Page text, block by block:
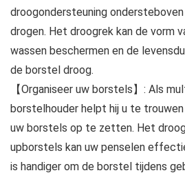
droogondersteuning
drogen. Het droogrek kan de vorm
wassen beschermen en de
de borstel droog.
【Organiseer uw borstels】: Als
borstelhouder helpt hij u te
uw borstels op te zetten. Het
upborstels kan uw penselen
is handiger om de borstel tijdens